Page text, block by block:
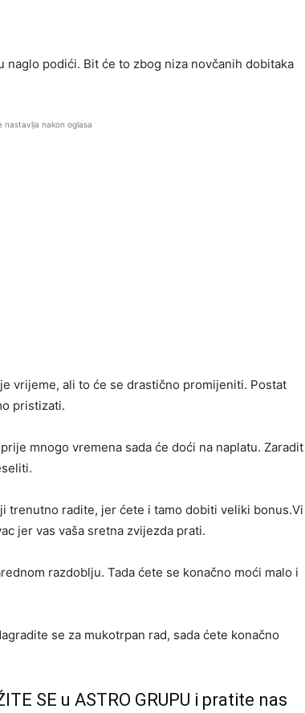
podići. Bit će to zbog niza novčanih dobitaka
nastavlja nakon oglasa
vrijeme, ali to će se drastično promijeniti. Postat
pristizati.
mnogo vremena sada će doći na naplatu. Zaradit
trenutno radite, jer ćete i tamo dobiti veliki bonus.Vi
jer vas vaša sretna zvijezda prati.
razdoblju. Tada ćete se konačno moći malo i
se za mukotrpan rad, sada ćete konačno
SE u ASTRO GRUPU i pratite nas